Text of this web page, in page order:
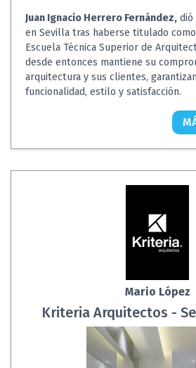
Juan Ignacio Herrero Fernández, dió
en Sevilla tras haberse titulado
Escuela Técnica Superior de
desde entonces mantiene su
arquitectura y sus clientes,
funcionalidad, estilo y satisfacción.
Mario López
Kriteria Arquitectos -